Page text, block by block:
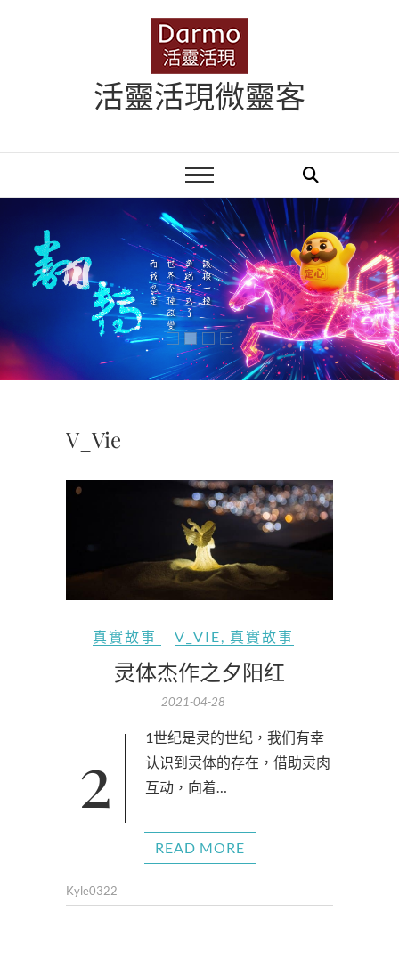
活靈活現微靈客
V_Vie
真實故事 V_VIE, 真實故事
灵体杰作之夕阳红
2021-04-28
21世纪是灵的世纪，我们有幸
认识到灵体的存在，借助灵肉
互动，向着…
READ MORE
Kyle0322